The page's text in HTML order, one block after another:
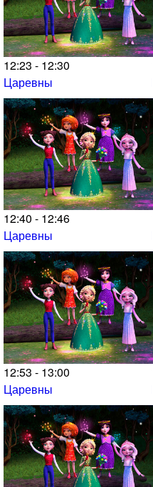
12:23 - 12:30
Царевны
12:40 - 12:46
Царевны
12:53 - 13:00
Царевны